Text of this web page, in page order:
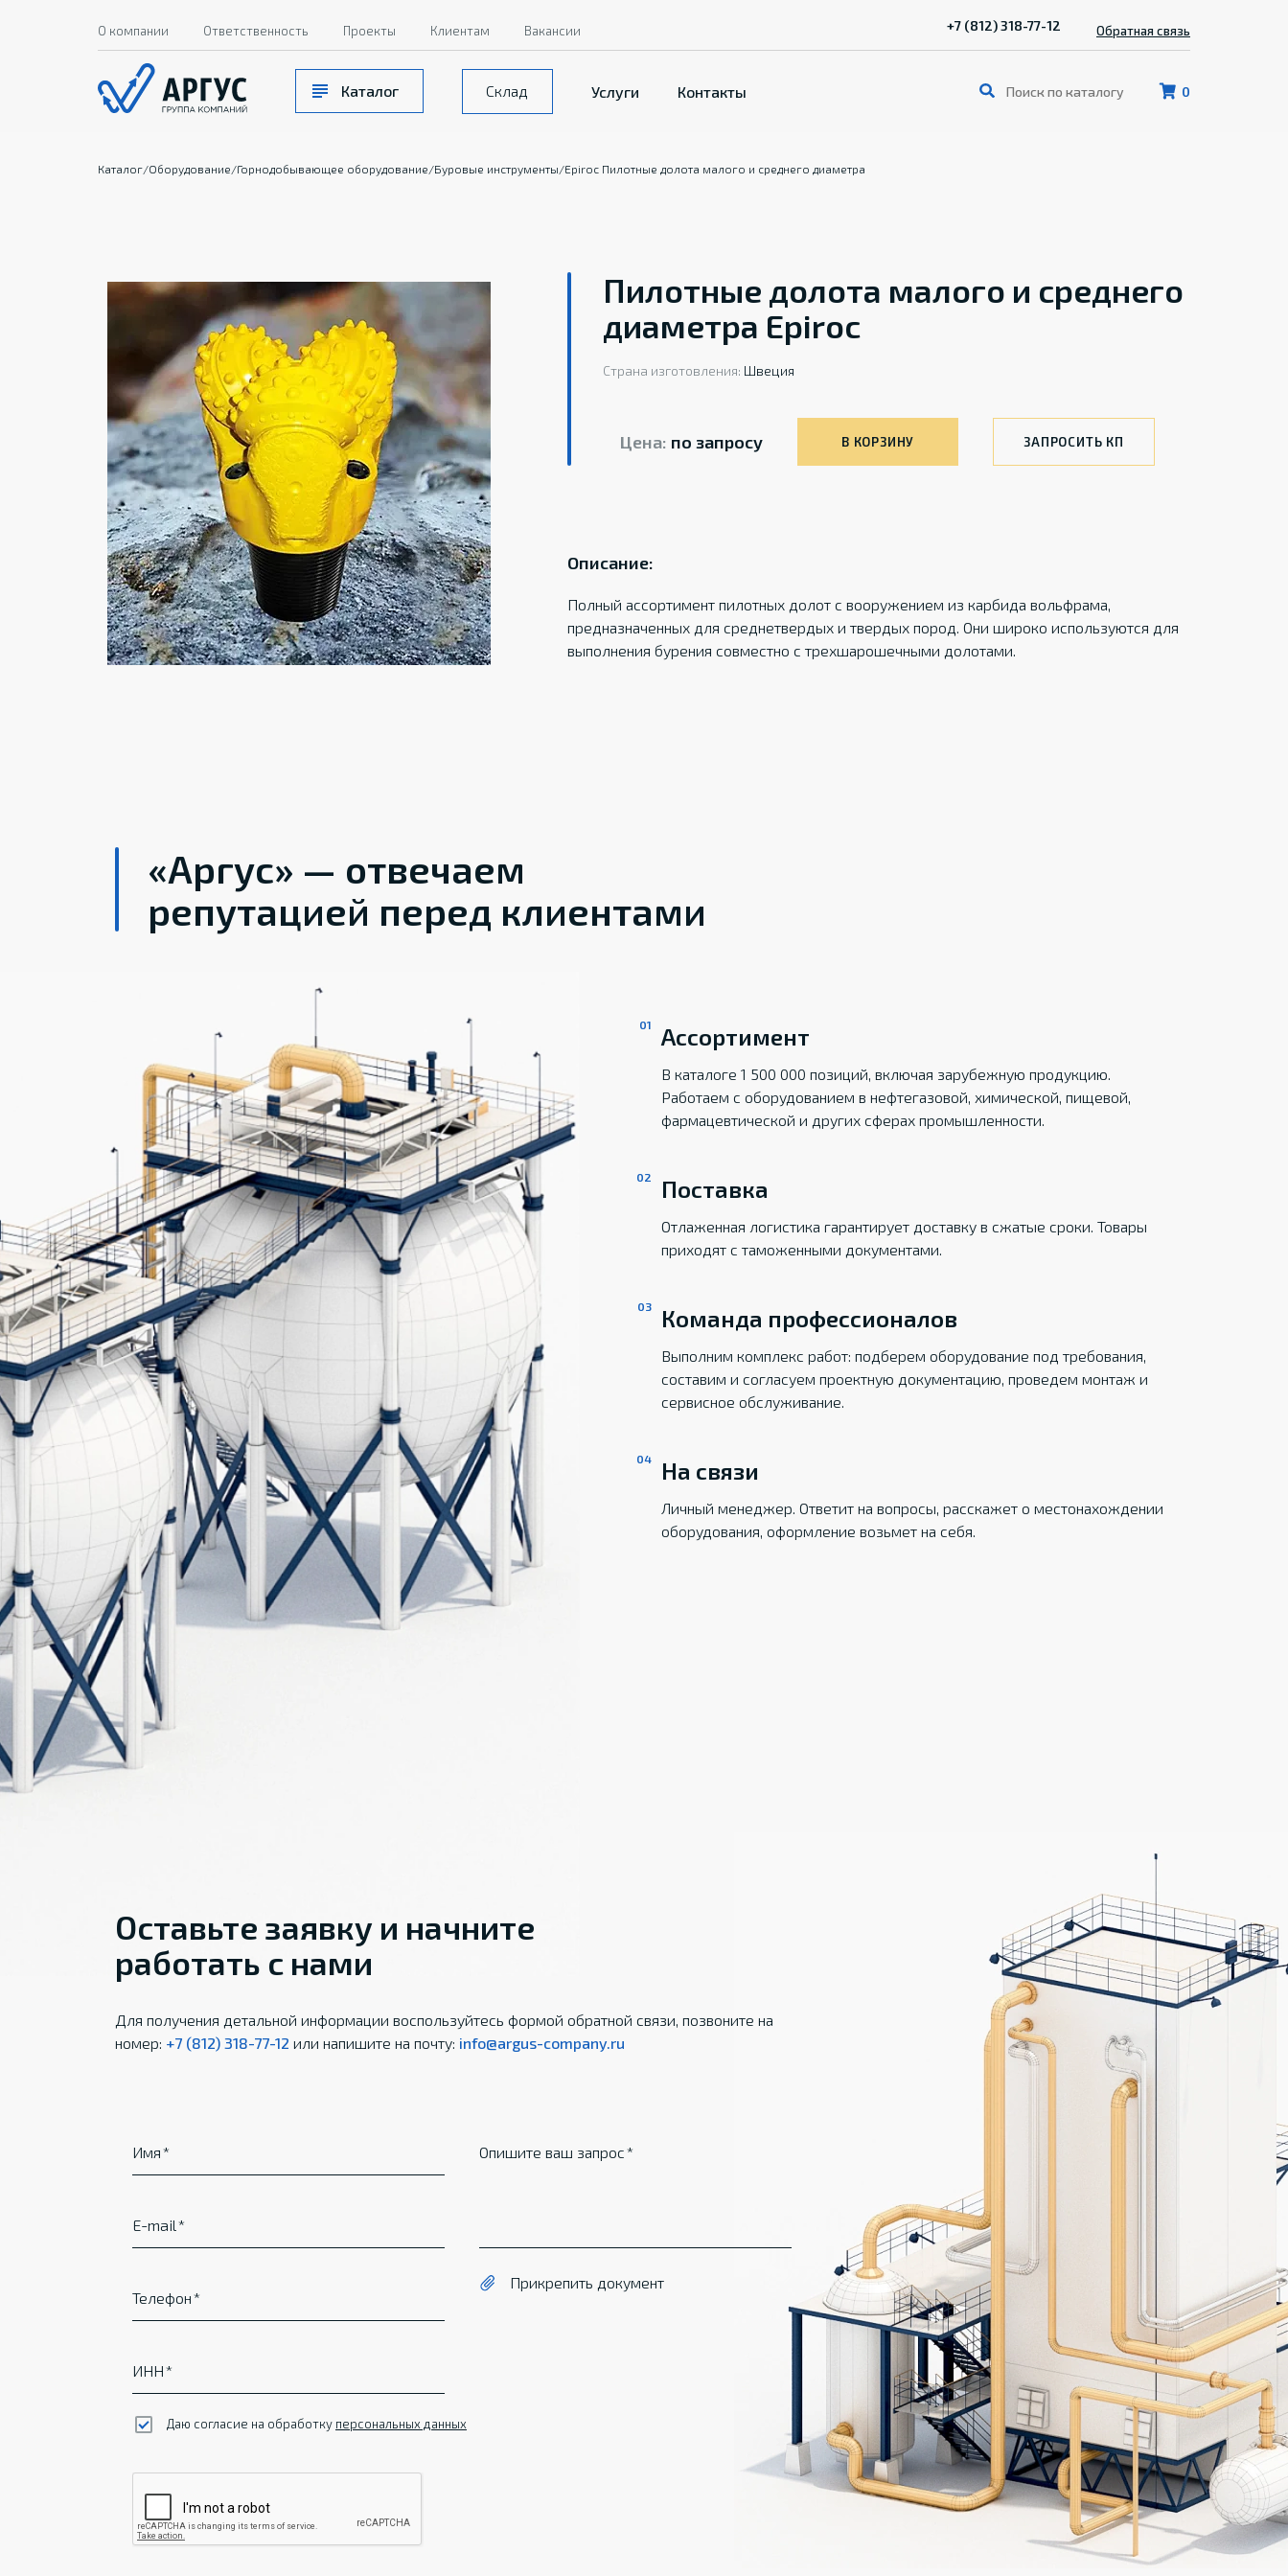
0
Каталог Склад Услуги Контакты
О компании Ответственность Проекты Клиентам Вакансии +7 (812) 318-77-12 Обратная связь
Каталог/Оборудование/Горнодобывающее оборудование/Буровые инструменты/Epiroc Пилотные долота малого и среднего диаметра
Пилотные долота малого и среднего
диаметра Epiroc
Страна изготовления: Швеция
Цена: по запросу В КОРЗИНУ ЗАПРОСИТЬ КП
Описание:
Полный ассортимент пилотных долот с вооружением из карбида вольфрама,
предназначенных для среднетвердых и твердых пород. Они широко используются для
выполнения бурения совместно с трехшарошечными долотами.
«Аргус» — отвечаем
репутацией перед клиентами
Ассортимент
В каталоге 1 500 000 позиций, включая зарубежную продукцию.
Работаем с оборудованием в нефтегазовой, химической, пищевой,
фармацевтической и других сферах промышленности.
Поставка
Отлаженная логистика гарантирует доставку в сжатые сроки. Товары
приходят с таможенными документами.
Команда профессионалов
Выполним комплекс работ: подберем оборудование под требования,
составим и согласуем проектную документацию, проведем монтаж и
сервисное обслуживание.
На связи
Личный менеджер. Ответит на вопросы, расскажет о местонахождении
оборудования, оформление возьмет на себя.
Оставьте заявку и начните
работать с нами
Для получения детальной информации воспользуйтесь формой обратной связи, позвоните на
номер: +7 (812) 318-77-12 или напишите на почту: info@argus-company.ru
Имя
E-mail
Телефон
ИНН
Опишите ваш запрос
Прикрепить документ
Даю согласие на обработку персональных данных